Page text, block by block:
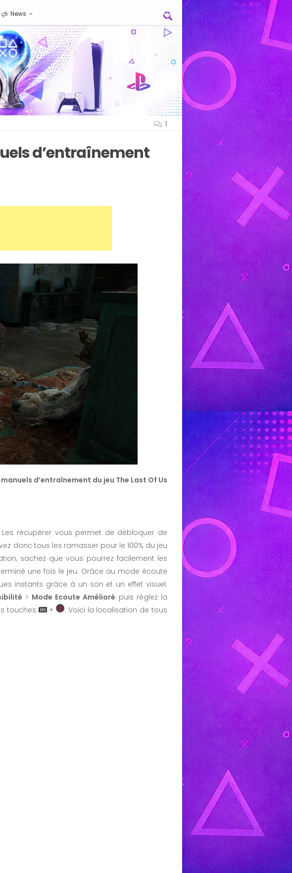
News
1
d’entraînement
d’entraînement du jeu The Last Of Us
récupérer vous permet de débloquer de
donc tous les ramasser pour le 100% du jeu
sachez que vous pourrez facilement les
une fois le jeu. Grâce au mode écoute
instants grâce à un son et un effet visuel.
> Mode Ecoute Amélioré puis réglez la
touches
+
. Voici la localisation de tous